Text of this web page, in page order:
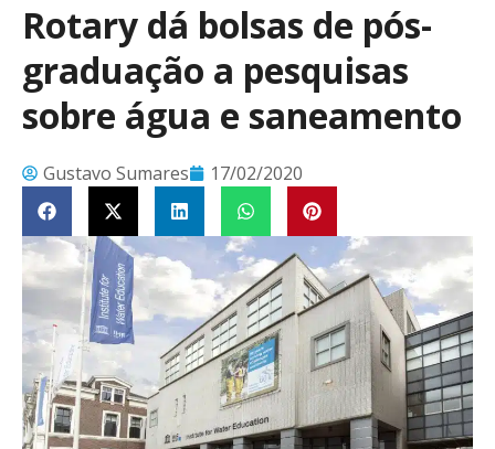
Rotary dá bolsas de pós-
graduação a pesquisas
sobre água e saneamento
Gustavo Sumares 17/02/2020